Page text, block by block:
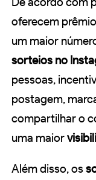
oferecem
um maior
sorteios no
pessoas,
postagem,
compartilhar o
uma maior
Além disso, os